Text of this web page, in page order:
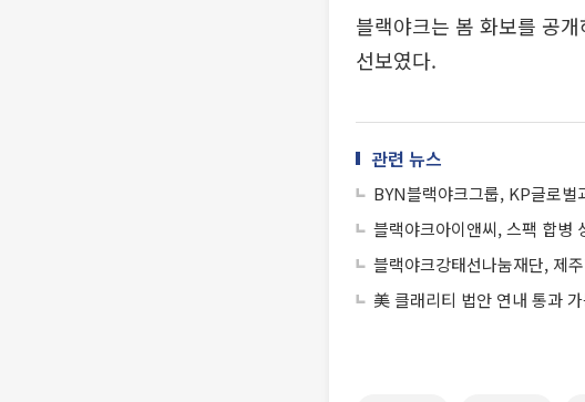
블랙야크는 봄 화보를 공
선보였다.
관련 뉴스
BYN블랙야크그룹, KP글로벌
블랙야크아이앤씨, 스팩 합병
블랙야크강태선나눔재단, 제
美 클래리티 법안 연내 통과